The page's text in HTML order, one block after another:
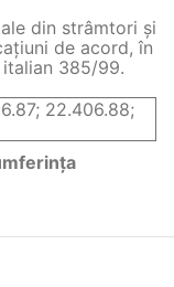
din strâmtori și
de acord, în
385/99.
22.406.88;